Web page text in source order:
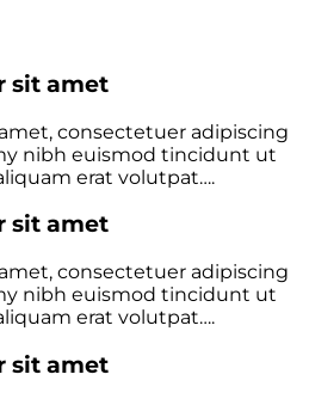
sit amet
consectetuer adipiscing
nibh euismod tincidunt ut
erat volutpat….
sit amet
consectetuer adipiscing
nibh euismod tincidunt ut
erat volutpat….
sit amet